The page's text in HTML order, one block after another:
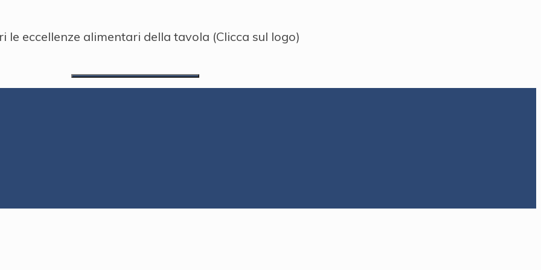
le eccellenze alimentari della tavola (Clicca sul logo)